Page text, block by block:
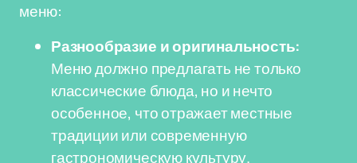
меню:
Разнообразие и оригинальность:
Меню должно предлагать не только
классические блюда, но и нечто
особенное, что отражает местные
традиции или современную
гастрономическую культуру.